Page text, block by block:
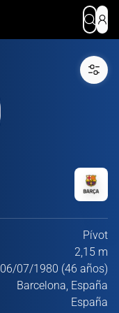
Pívot
2,15 m
06/07/1980 (46 años)
Barcelona, España
España